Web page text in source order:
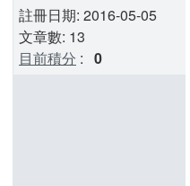
註冊日期: 2016-05-05
文章數: 13
目前積分 : 0